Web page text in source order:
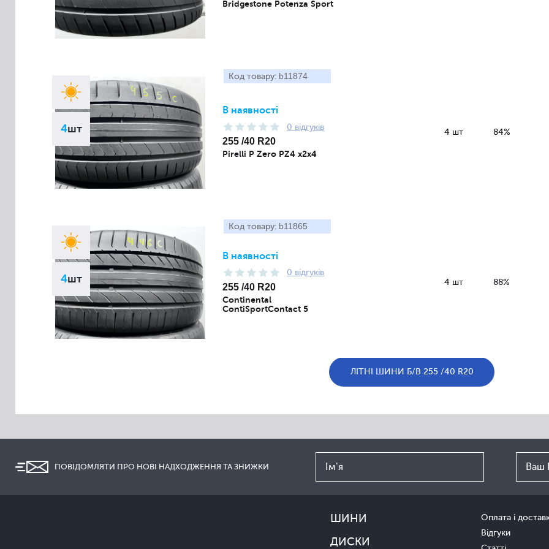
Bridgestone Potenza Sport
4шт
Код товару: b11874
В наявності
0 відгуків
255 /40 R20
Pirelli P Zero PZ4 x2x4
4 шт 84%
4шт
Код товару: b11865
В наявності
0 відгуків
255 /40 R20
Continental
ContiSportContact 5
4 шт 88%
ЛІТНІ ШИНИ Б/В 255 /40 R20
ПОВІДОМЛЯТИ ПРО НОВІ НАДХОДЖЕННЯ ТА ЗНИЖКИ
ШИНИ
ДИСКИ
Оплата і
Відгуки